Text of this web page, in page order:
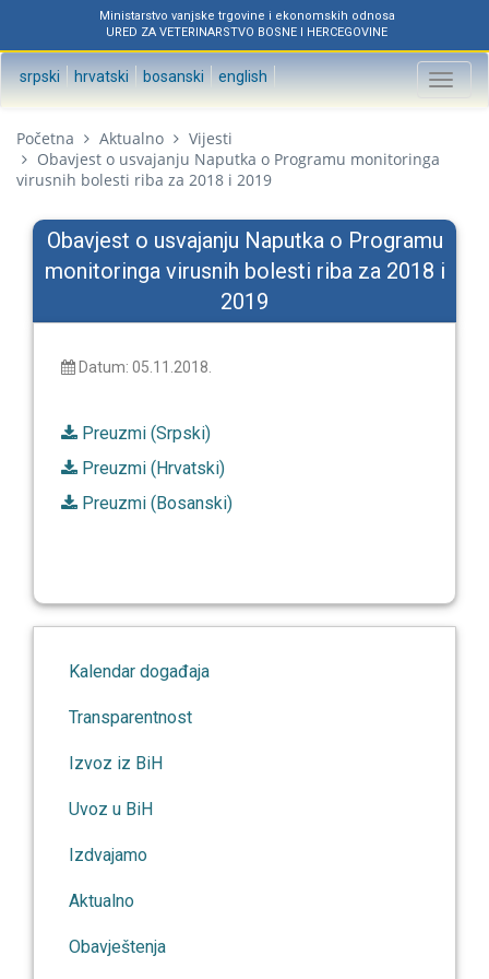
Ministarstvo vanjske trgovine i ekonomskih odnosa
URED ZA VETERINARSTVO BOSNE I HERCEGOVINE
srpski hrvatski bosanski english
Toggle
Početna Aktualno
Vijesti
Obavjest o usvajanju Naputka o Programu monitoringa
virusnih bolesti riba za 2018 i 2019
Obavjest o usvajanju Naputka o Programu
monitoringa virusnih bolesti riba za 2018 i
2019
Datum: 05.11.2018.
Preuzmi (Srpski)
Preuzmi (Hrvatski)
Preuzmi (Bosanski)
Kalendar događaja
Transparentnost
Izvoz iz BiH
Uvoz u BiH
Izdvajamo
Aktualno
Obavještenja